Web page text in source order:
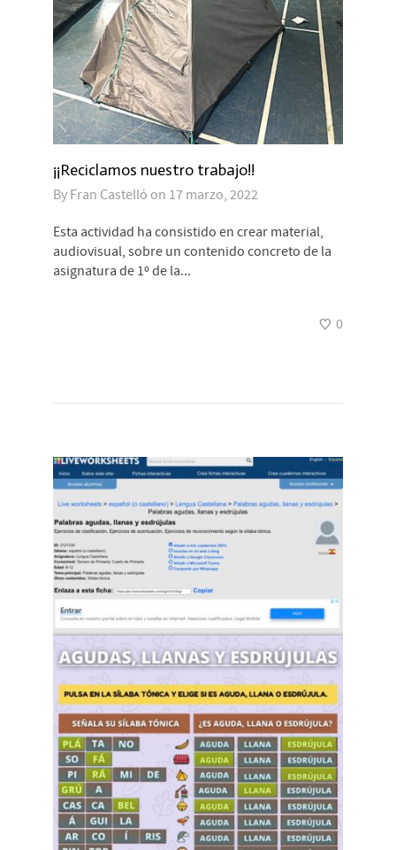
¡¡Reciclamos nuestro trabajo!!
By Fran Castelló on 17 marzo, 2022
Esta actividad ha consistido en crear material,
audiovisual, sobre un contenido concreto de la
asignatura de 1º de la...
0